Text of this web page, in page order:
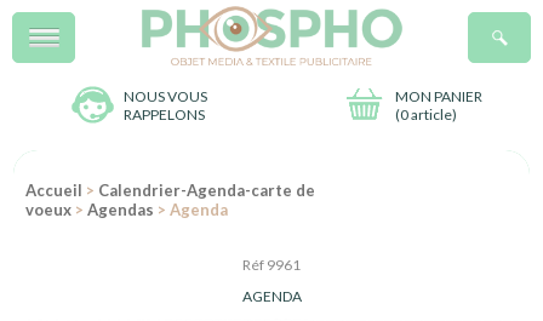
NOUS VOUS
RAPPELONS
MON PANIER
(0 article)
Menu
Accueil > Calendrier-Agenda-carte de
voeux >Agendas > Agenda
Réf 9961
AGENDA